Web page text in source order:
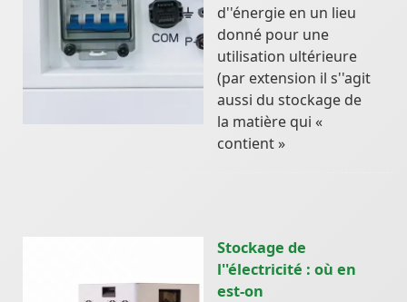
d''énergie en un lieu
donné pour une
utilisation ultérieure
(par extension il s''agit
aussi du stockage de
la matière qui «
contient »
Stockage de
l''électricité : où en
est-on